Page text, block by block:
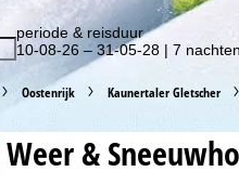
periode & reisduur
10-08-26 – 31-05-28 | 7 nachten
Oostenrijk Kaunertaler Gletscher
Weer &